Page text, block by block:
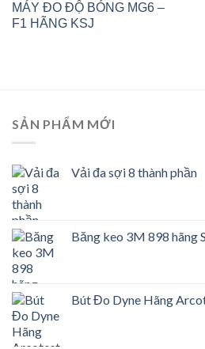
MÁY ĐO ĐỘ BÓNG MG6 –
F1 HÃNG KSJ
SẢN PHẨM MỚI
Vải đa sợi 8 thành phần
Băng keo 3M 898 hãng
Bút Đo Dyne Hãng